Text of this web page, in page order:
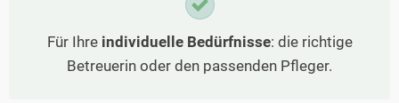
Für Ihre individuelle Bedürfnisse: die richtige
Betreuerin oder den passenden Pfleger.